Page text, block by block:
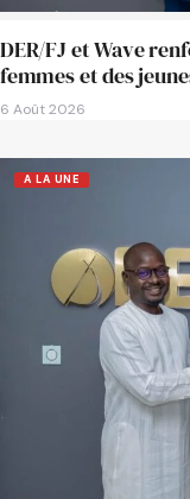
DER/FJ et Wave
femmes et des
6 Août 2026
A LA UNE